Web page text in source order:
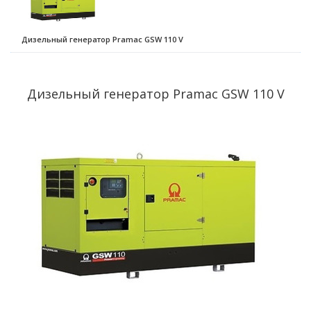
Дизельный генератор Pramac GSW 110 V
Дизельный генератор Pramac GSW 110 V